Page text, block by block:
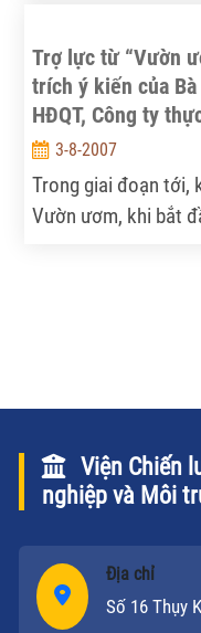
các trường đại học
lượng cao mà đáng
đồng thời kiến nghị
tập trung thực hiện
đại học và nghiên
Trợ lực từ “Vườn
trích ý kiến của
HĐQT, Công ty
3-8-2007
Trong giai đoạn tới,
Vườn ươm, khi bắt
Viện Chiến
nghiệp và Môi
Địa chỉ
Số 16 Thụy